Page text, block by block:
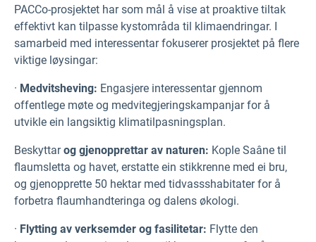
PACCo-prosjektet har som mål å vise at proaktive tiltak
effektivt kan tilpasse kystområda til klimaendringar. I
samarbeid med interessentar fokuserer prosjektet på flere
viktige løysingar:
· Medvitsheving: Engasjere interessentar gjennom
offentlege møte og medvitegjeringskampanjar for å
utvikle ein langsiktig klimatilpasningsplan.
Beskyttarog gjenopprettar av naturen: Kople Saâne til
flaumsletta og havet, erstatte ein stikkrenne med ei bru,
og gjenopprette 50 hektar med tidvassshabitater for å
forbetra flaumhandteringa og dalens økologi.
· Flytting av verksemder og fasilitetar: Flytte den